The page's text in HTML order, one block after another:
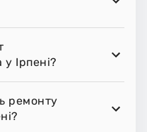
Ірпені?
ремонту